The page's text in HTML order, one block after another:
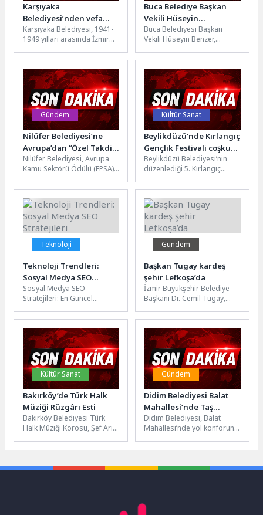
Karşıyaka
Belediyesi’nden vefa
örneği
Karşıyaka Belediyesi, 1941-
1949 yılları arasında İzmir
görevinde bulunan Reşat
Leblebicioğlu’nun adını
Karşıyaka’da yaşatacak....
Buca Belediye Başkan
Vekili Hüseyin
Benzer’den muhtarlara
çıkarma
Buca Belediyesi Başkan
Vekili Hüseyin Benzer,
ardından muhtarları ziyaret
ederek mahallelerin talep
ve...
Gündem
Nilüfer Belediyesi’ne
Avrupa’dan “Özel Takdir”
ödülü
Nilüfer Belediyesi, Avrupa
Kamu Sektörü Ödülü (EPSA)
“Özel Takdir” ödülüne layık
görüldü. Katılımcı...
Kültür Sanat
Beylikdüzü’nde Kırlangıç
Gençlik Festivali coşkusu
başladı
Beylikdüzü Belediyesi’nin
düzenlediği 5. Kırlangıç
Vadisi’nde spor, müzik ve
eğlenceli etkinliklerle enerji...
Teknoloji
Teknoloji Trendleri:
Sosyal Medya SEO
Stratejileri
Sosyal Medya SEO
Stratejileri: En Güncel
medya, dijital pazarlama
stratejilerinin önemli bir...
Gündem
Başkan Tugay kardeş
şehir Lefkoşa’da
İzmir Büyükşehir Belediye
Başkanı Dr. Cemil Tugay,
için Kuzey Kıbrıs Türk
Cumhuriyeti’ne...
Kültür Sanat
Bakırköy’de Türk Halk
Müziği Rüzgârı Esti
Bakırköy Belediyesi Türk
Halk Müziği Korosu, Şef Arif
Gündem
Didim Belediyesi Balat
Mahallesi’nde Taş
Döşeme Çalışmalarını
Sürdürüyor
Didim Belediyesi, Balat
Mahallesi’nde yol konforunu
çalışmalarına...